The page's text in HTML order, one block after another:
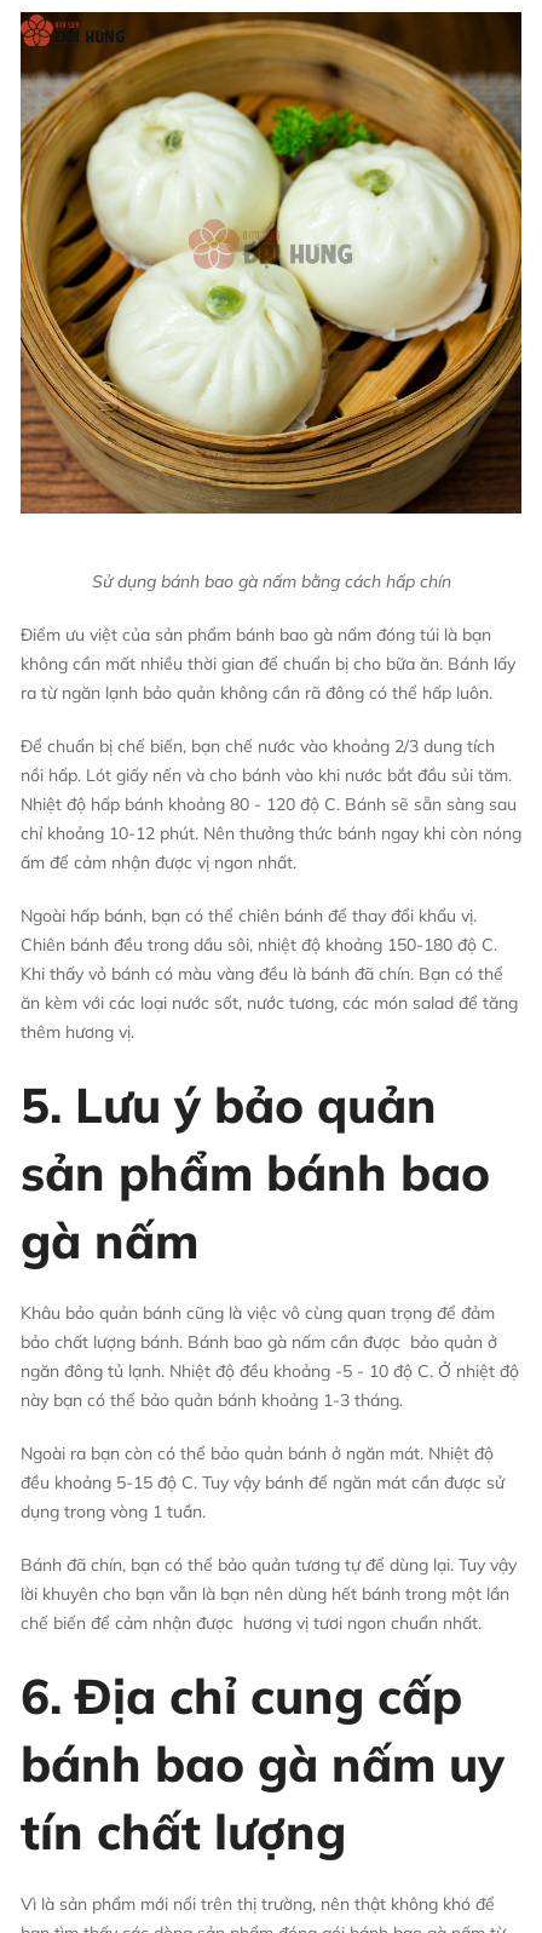
Sử dụng bánh bao gà nấm bằng cách hấp chín
Điểm ưu việt của sản phẩm bánh bao gà nấm đóng túi là bạn
không cần mất nhiều thời gian để chuẩn bị cho bữa ăn. Bánh lấy
ra từ ngăn lạnh bảo quản không cần rã đông có thể hấp luôn.
Để chuẩn bị chế biến, bạn chế nước vào khoảng 2/3 dung tích
nồi hấp. Lót giấy nến và cho bánh vào khi nước bắt đầu sủi tăm.
Nhiệt độ hấp bánh khoảng 80 - 120 độ C. Bánh sẽ sẵn sàng sau
chỉ khoảng 10-12 phút. Nên thưởng thức bánh ngay khi còn nóng
ấm để cảm nhận được vị ngon nhất.
Ngoài hấp bánh, bạn có thể chiên bánh để thay đổi khẩu vị.
Chiên bánh đều trong dầu sôi, nhiệt độ khoảng 150-180 độ C.
Khi thấy vỏ bánh có màu vàng đều là bánh đã chín. Bạn có thể
ăn kèm với các loại nước sốt, nước tương, các món salad để tăng
thêm hương vị.
5. Lưu ý bảo quản
sản phẩm bánh bao
gà nấm
Khâu bảo quản bánh cũng là việc vô cùng quan trọng để đảm
bảo chất lượng bánh. Bánh bao gà nấm cần được bảo quản ở
ngăn đông tủ lạnh. Nhiệt độ đều khoảng -5 - 10 độ C. Ở nhiệt độ
này bạn có thể bảo quản bánh khoảng 1-3 tháng.
Ngoài ra bạn còn có thể bảo quản bánh ở ngăn mát. Nhiệt độ
đều khoảng 5-15 độ C. Tuy vậy bánh để ngăn mát cần được sử
dụng trong vòng 1 tuần.
Bánh đã chín, bạn có thể bảo quản tương tự để dùng lại. Tuy vậy
lời khuyên cho bạn vẫn là bạn nên dùng hết bánh trong một lần
chế biến để cảm nhận được hương vị tươi ngon chuẩn nhất.
6. Địa chỉ cung cấp
bánh bao gà nấm uy
tín chất lượng
Vì là sản phẩm mới nổi trên thị trường, nên thật không khó để